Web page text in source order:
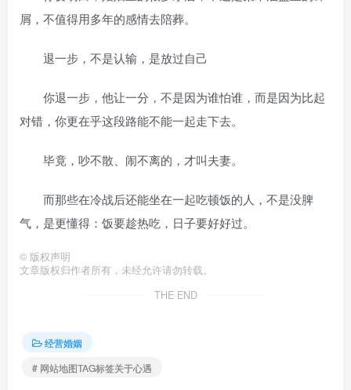
屑，不值得用多年的感情去陪葬。
退一步，不是认输，是放过自己
你退一步，他让一分，不是因为谁怕谁，而是因为比起
对错，你更在乎这段路能不能一起走下去。
毕竟，吵不散、闹不离的，才叫夫妻。
而那些在冷战后还能坐在一起吃顿饭的人，不是没脾
气，是更懂得：饭要趁热吃，日子要好好过。
© 版权声明
文章版权归作者所有，未经允许请勿转载。
THE END
经营婚姻
# 网站地图TAG标签关于心遇